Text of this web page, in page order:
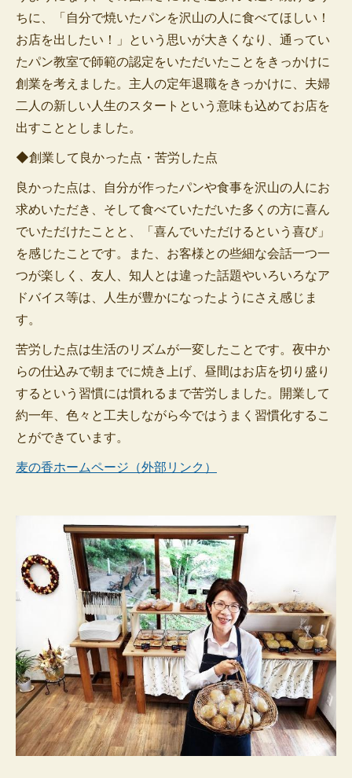
ちに、「自分で焼いたパンを沢山の人に食べてほしい！
お店を出したい！」という思いが大きくなり、通ってい
たパン教室で師範の認定をいただいたことをきっかけに
創業を考えました。主人の定年退職をきっかけに、夫婦
二人の新しい人生のスタートという意味も込めてお店を
出すこととしました。
◆創業して良かった点・苦労した点
良かった点は、自分が作ったパンや食事を沢山の人にお
求めいただき、そして食べていただいた多くの方に喜ん
でいただけたことと、「喜んでいただけるという喜び」
を感じたことです。また、お客様との些細な会話一つ一
つが楽しく、友人、知人とは違った話題やいろいろなア
ドバイス等は、人生が豊かになったようにさえ感じま
す。
苦労した点は生活のリズムが一変したことです。夜中か
らの仕込みで朝までに焼き上げ、昼間はお店を切り盛り
するという習慣には慣れるまで苦労しました。開業して
約一年、色々と工夫しながら今ではうまく習慣化するこ
とができています。
麦の香ホームページ（外部リンク）